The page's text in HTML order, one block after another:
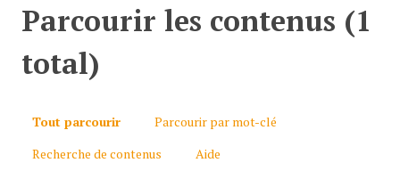
Parcourir les contenus (1
total)
Tout parcourir
Parcourir par mot-clé
Recherche de contenus
Aide